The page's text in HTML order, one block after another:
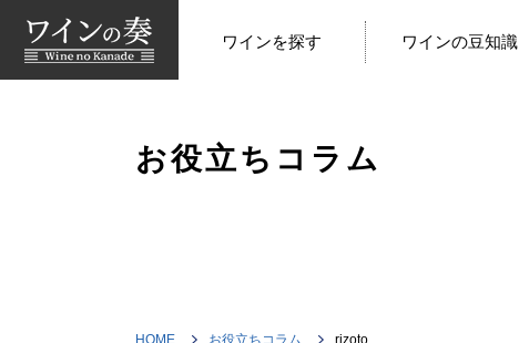
ワインを探す ワインの豆知識
お役立ちコラム
HOME お役立ちコラム rizoto